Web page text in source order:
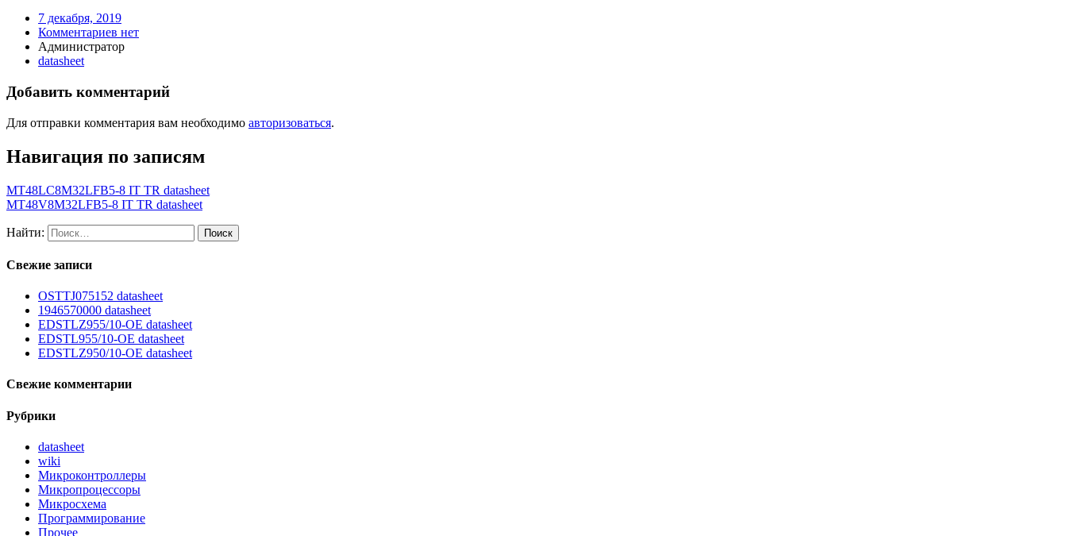
7 декабря, 2019
Комментариев нет
Администратор
datasheet
Добавить комментарий
Для отправки комментария вам необходимо авторизоваться.
Навигация по записям
MT48LC8M32LFB5-8 IT TR datasheet
MT48V8M32LFB5-8 IT TR datasheet
Найти:
Свежие записи
OSTTJ075152 datasheet
1946570000 datasheet
EDSTLZ955/10-OE datasheet
EDSTL955/10-OE datasheet
EDSTLZ950/10-OE datasheet
Свежие комментарии
Рубрики
datasheet
wiki
Микроконтроллеры
Микропроцессоры
Микросхема
Программирование
Прочее